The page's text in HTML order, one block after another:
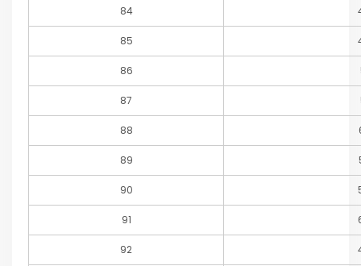
84
85
86
87
88
89
90
91
92